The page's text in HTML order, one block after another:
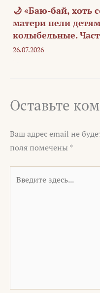
🌙 «Баю-бай, хоть
матери пели
колыбельные.
26.07.2026
Оставьте
Ваш адрес email не
поля помечены *
здесь...